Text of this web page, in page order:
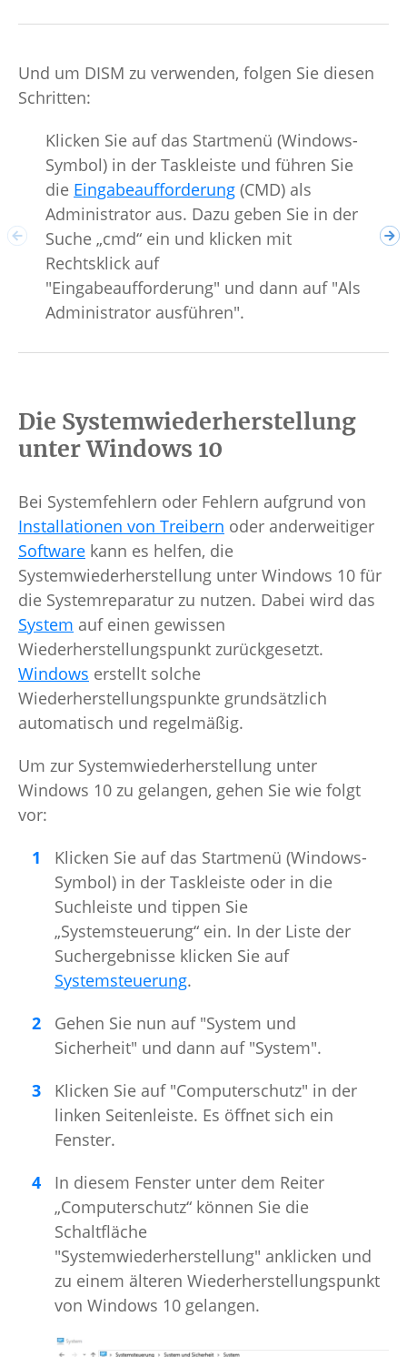
Und um DISM zu verwenden, folgen Sie diesen
Schritten:
Klicken Sie auf das Startmenü (Windows-
Symbol) in der Taskleiste und führen Sie
die Eingabeaufforderung (CMD) als
Administrator aus. Dazu geben Sie in der
Suche „cmd“ ein und klicken mit
Rechtsklick auf
"Eingabeaufforderung" und dann auf "Als
Administrator ausführen".
Die Systemwiederherstellung
unter Windows 10
Bei Systemfehlern oder Fehlern aufgrund von
Installationen von Treibern oder anderweitiger
Software kann es helfen, die
Systemwiederherstellung unter Windows 10 für
die Systemreparatur zu nutzen. Dabei wird das
System auf einen gewissen
Wiederherstellungspunkt zurückgesetzt.
Windows erstellt solche
Wiederherstellungspunkte grundsätzlich
automatisch und regelmäßig.
Um zur Systemwiederherstellung unter
Windows 10 zu gelangen, gehen Sie wie folgt
vor:
Klicken Sie auf das Startmenü (Windows-
Symbol) in der Taskleiste oder in die
Suchleiste und tippen Sie
„Systemsteuerung“ ein. In der Liste der
Suchergebnisse klicken Sie auf
Systemsteuerung.
Gehen Sie nun auf "System und
Sicherheit" und dann auf "System".
Klicken Sie auf "Computerschutz" in der
linken Seitenleiste. Es öffnet sich ein
Fenster.
In diesem Fenster unter dem Reiter
„Computerschutz“ können Sie die
Schaltfläche
"Systemwiederherstellung" anklicken und
zu einem älteren Wiederherstellungspunkt
von Windows 10 gelangen.